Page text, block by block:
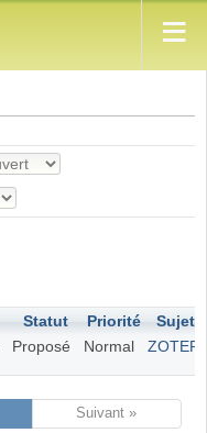
Statut Priorité
Sujet
Proposé Normal
Suivant »